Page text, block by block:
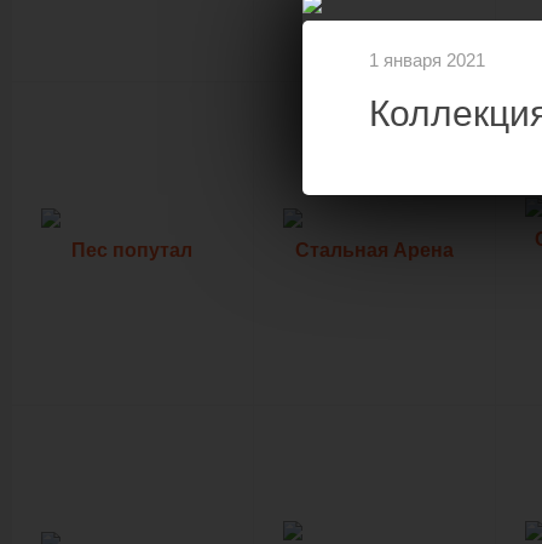
1 января 2021
Пес попутал Стальная Арена